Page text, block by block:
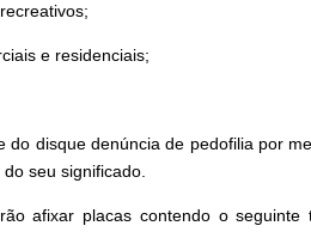
e residenciais;
disque denúncia de pedofilia por
seu significado.
afixar placas contendo o seguinte